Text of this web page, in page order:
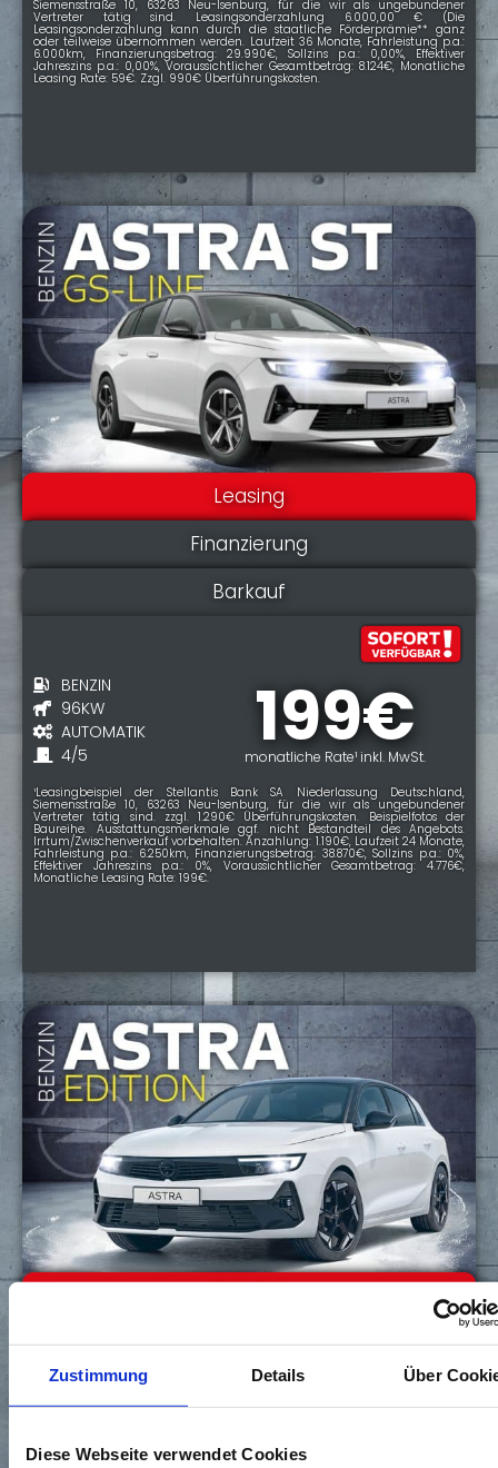
Zustimmung Details Über
Diese Webseite verwendet Cookies
Siemensstraße 10, 63263 Neu-Isenburg, für die wir als ungebundener
Vertreter tätig sind. Leasingsonderzahlung 6.000,00 € (Die
Leasingsonderzahlung kann durch die staatliche Förderprämie** ganz
oder teilweise übernommen werden. Laufzeit 36 Monate, Fahrleistung p.a.:
6.000km, Finanzierungsbetrag: 29.990€, Sollzins p.a.: 0,00%, Effektiver
Jahreszins p.a.: 0,00%, Voraussichtlicher Gesamtbetrag: 8.124€, Monatliche
Leasing Rate: 59€. Zzgl. 990€ Überführungskosten.
Leasing
Finanzierung
Barkauf
BENZIN
96KW
AUTOMATIK
4/5
199€
monatliche Rate¹ inkl. MwSt.
¹Leasingbeispiel der Stellantis Bank SA Niederlassung Deutschland,
Siemensstraße 10, 63263 Neu-Isenburg, für die wir als ungebundener
Vertreter tätig sind. zzgl. 1.290€ Überführungskosten. Beispielfotos der
Baureihe. Ausstattungsmerkmale ggf. nicht Bestandteil des Angebots.
Irrtum/Zwischenverkauf vorbehalten. Anzahlung: 1.190€, Laufzeit 24 Monate,
Fahrleistung p.a.: 6.250km, Finanzierungsbetrag: 38.870€, Sollzins p.a.: 0%,
Effektiver Jahreszins p.a.: 0%, Voraussichtlicher Gesamtbetrag: 4.776€,
Monatliche Leasing Rate: 199€.
Finanzierung